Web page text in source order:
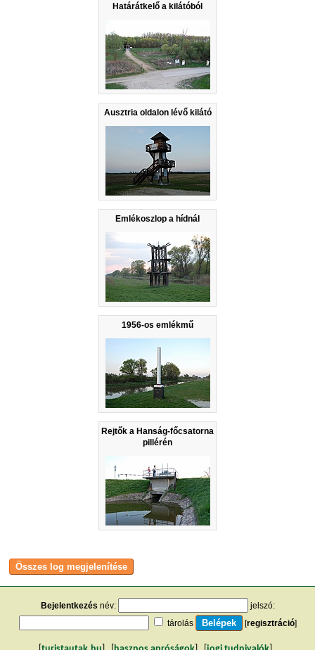
Határátkelő a kilátóból
Ausztria oldalon lévő kilátó
Emlékoszlop a hídnál
1956-os emlékmű
Rejtők a Hanság-főcsatorna
pillérén
Bejelentkezés név:
jelszó:
tárolás
[regisztráció]